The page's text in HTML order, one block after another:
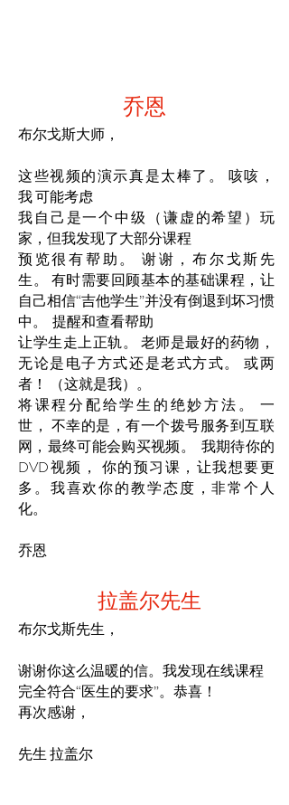
乔恩
布尔戈斯大师，
这些视频的演示真是太棒了。 咳咳，
我 可能考虑
我自己是一个中级（谦虚的希望）玩
家，但我发现了大部分课程
预览很有帮助。 谢谢，布尔戈斯先
生。 有时需要回顾基本的基础课程，让
自己相信“吉他学生”并没有倒退到坏习惯
中。 提醒和查看帮助
让学生走上正轨。 老师是最好的药物，
无论是电子方式还是老式方式。 或两
者！ （这就是我）。
将课程分配给学生的绝妙方法。 一
世， 不幸的是，有一个拨号服务到互联
网，最终可能会购买视频。 我期待你的
DVD视频， 你的预习课，让我想要更
多。我喜欢你的教学态度，非常个人
化。
乔恩
拉盖尔先生
布尔戈斯先生，
谢谢你这么温暖的信。我发现在线课程
完全符合“医生的要求”。恭喜！
再次感谢，
先生拉盖尔